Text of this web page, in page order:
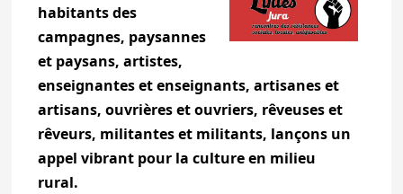
habitants des
campagnes, paysannes
et paysans, artistes,
enseignantes et enseignants, artisanes et
artisans, ouvrières et ouvriers, rêveuses et
rêveurs, militantes et militants, lançons un
appel vibrant pour la culture en milieu
rural.